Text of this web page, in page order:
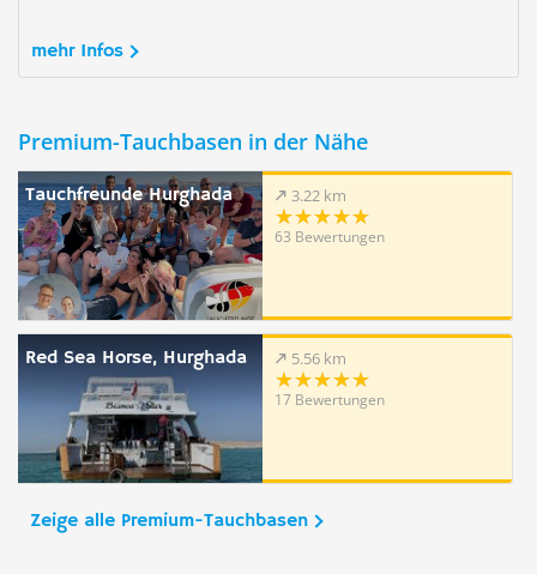
mehr Infos
Premium-Tauchbasen in der Nähe
Tauchfreunde Hurghada 3.22 km
63 Bewertungen
Red Sea Horse, Hurghada 5.56 km
17 Bewertungen
Zeige alle Premium-Tauchbasen